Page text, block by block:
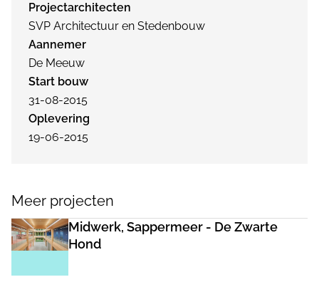
Projectarchitecten
SVP Architectuur en Stedenbouw
Aannemer
De Meeuw
Start bouw
31-08-2015
Oplevering
19-06-2015
Meer projecten
Midwerk, Sappermeer - De Zwarte
Hond